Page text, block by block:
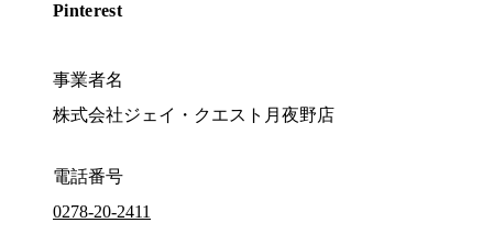
Pinterest
事業者名
株式会社ジェイ・クエスト月夜野店
電話番号
0278-20-2411